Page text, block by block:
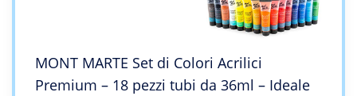
MONT MARTE Set di Colori Acrilici
Premium – 18 pezzi tubi da 36ml – Ideale